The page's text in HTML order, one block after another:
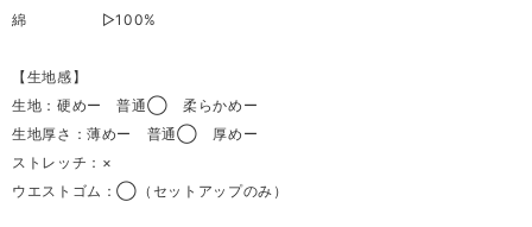
綿 ▷100%
【生地感】
生地：硬めー 普通◯ 柔らかめー
生地厚さ：薄めー 普通◯ 厚めー
ストレッチ：×
ウエストゴム：◯（セットアップのみ）